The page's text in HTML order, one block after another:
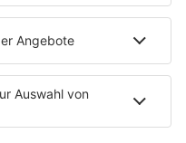
Klinik bietet es
auf dem …